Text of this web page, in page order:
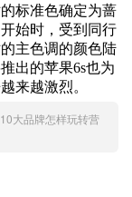
标准色确定为蔷
始时，受到同行
主色调的颜色陆
出的苹果6s也为
来越激烈。
大品牌怎样玩转营